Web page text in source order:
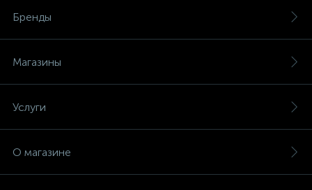
Бренды
Магазины
Услуги
О магазине